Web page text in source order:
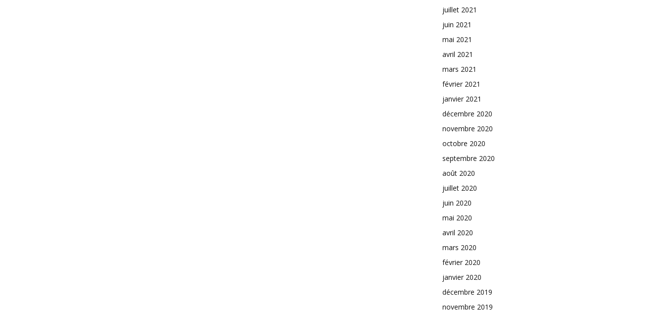
juillet 2021
juin 2021
mai 2021
avril 2021
mars 2021
février 2021
janvier 2021
décembre 2020
novembre 2020
octobre 2020
septembre 2020
août 2020
juillet 2020
juin 2020
mai 2020
avril 2020
mars 2020
février 2020
janvier 2020
décembre 2019
novembre 2019